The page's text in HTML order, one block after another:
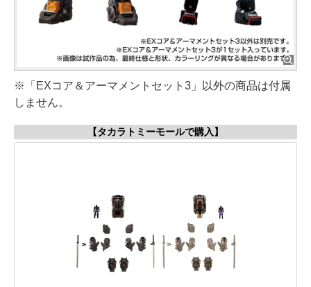
※「EXコア＆アーマメントセット3」以外の商品は付属
しません。
【タカラトミーモールで購入】